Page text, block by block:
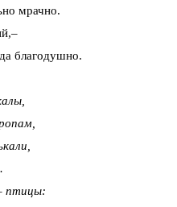
мрачно.
благодушно.
птицы: